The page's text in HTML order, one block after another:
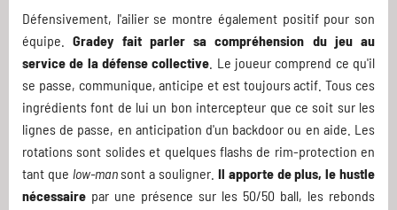
Défensivement, l'ailier se montre également positif pour son
équipe.Gradey fait parler sa compréhension du jeu au
service de la défense collective . Le joueur comprend ce qu'il
se passe, communique, anticipe et est toujours actif. Tous ces
ingrédients font de lui un bon intercepteur que ce soit sur les
lignes de passe, en anticipation d'un backdoor ou en aide. Les
rotations sont solides et quelques flashs de rim-protection en
tant que low-mansont a souligner. Il apporte de plus, le hustle
nécessaire par une présence sur les 50/50 ball, les rebonds